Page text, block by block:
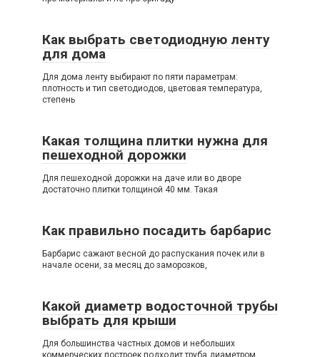
Как выбрать светодиодную ленту
для дома
Для дома ленту выбирают по пяти параметрам:
плотность и тип светодиодов, цветовая температура,
степень
Какая толщина плитки нужна для
пешеходной дорожки
Для пешеходной дорожки на даче или во дворе
достаточно плитки толщиной 40 мм. Такая
Как правильно посадить барбарис
Барбарис сажают весной до распускания почек или в
начале осени, за месяц до заморозков,
Какой диаметр водосточной трубы
выбрать для крыши
Для большинства частных домов и небольших